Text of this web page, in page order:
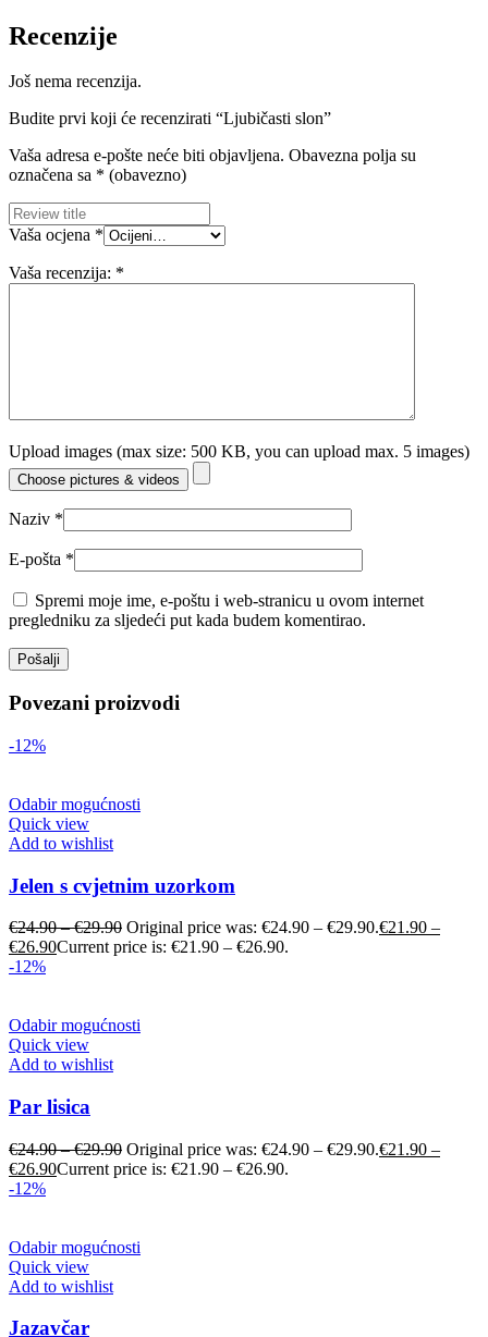
Recenzije
Još nema recenzija.
Budite prvi koji će recenzirati “Ljubičasti slon”
Vaša adresa e-pošte neće biti objavljena. Obavezna polja su
označena sa * (obavezno)
Vaša ocjena *
Vaša recenzija: *
Upload images (max size: 500 KB, you can upload max. 5 images)
Choose pictures & videos
Naziv *
E-pošta *
Spremi moje ime, e-poštu i web-stranicu u ovom internet
pregledniku za sljedeći put kada budem komentirao.
Povezani proizvodi
-12%
Odabir mogućnosti
Quick view
Add to wishlist
Jelen s cvjetnim uzorkom
€24.90–€29.90 Original price was: €24.90 – €29.90.€21.90 –
€26.90Current price is: €21.90 – €26.90.
-12%
Odabir mogućnosti
Quick view
Add to wishlist
Par lisica
€24.90–€29.90 Original price was: €24.90 – €29.90.€21.90 –
€26.90Current price is: €21.90 – €26.90.
-12%
Odabir mogućnosti
Quick view
Add to wishlist
Jazavčar